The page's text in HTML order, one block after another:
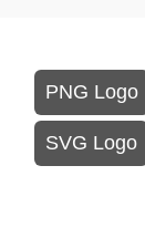
PNG Logo
SVG Logo